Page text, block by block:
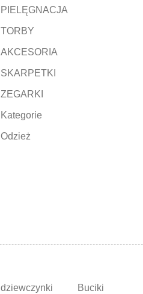
PIELĘGNACJA
TORBY
AKCESORIA
SKARPETKI
ZEGARKI
Kategorie
Odzież
dziewczynki
Buciki